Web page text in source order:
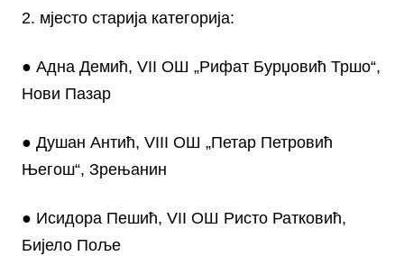
2. мјесто старија категорија:
● Адна Демић, VII ОШ „Рифат Бурџовић Тршо“,
Нови Пазар
● Душан Антић, VIII ОШ „Петар Петровић
Његош“, Зрењанин
● Исидора Пешић, VII ОШ Ристо Ратковић,
Бијело Поље